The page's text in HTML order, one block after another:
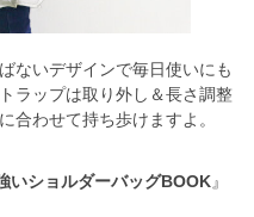
ないデザインで毎日使いにも
ラップは取り外し＆長さ調整
合わせて持ち歩けますよ。
いショルダーバッグBOOK』